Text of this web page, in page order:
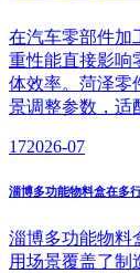
在汽车零部件加
重性能直接影响
体效率。菏泽零
景调整参数，适
172026-07
淄博多功能物料盒在多
淄博多功能物料
用场景覆盖了制